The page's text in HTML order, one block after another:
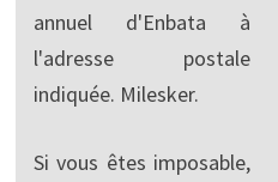
annuel d'Enbata à
l'adresse postale
indiquée. Milesker.
Si vous êtes imposable,